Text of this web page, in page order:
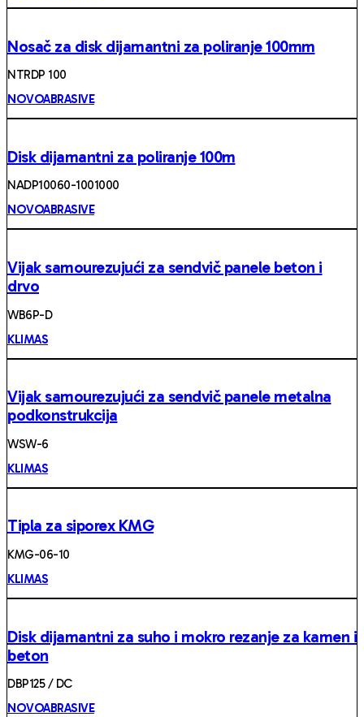
Nosač za disk dijamantni za poliranje 100mm
NTRDP 100
NOVOABRASIVE
Disk dijamantni za poliranje 100m
NADP10060-1001000
NOVOABRASIVE
Vijak samourezujući za sendvič panele beton i
drvo
WB6P-D
KLIMAS
Vijak samourezujući za sendvič panele metalna
podkonstrukcija
WSW-6
KLIMAS
Tipla za siporex KMG
KMG-06-10
KLIMAS
Disk dijamantni za suho i mokro rezanje za kamen i
beton
DBP125 / DC
NOVOABRASIVE